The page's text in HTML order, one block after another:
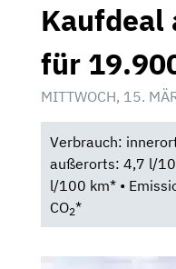
Kaufdeal
für
MITTWOCH, 15.
Verbrauch:
außerorts: 4,7 l/
l/100 km* •
CO2*